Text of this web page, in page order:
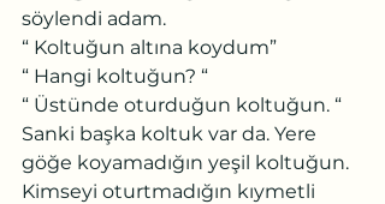
söylendi adam.
“ Koltuğun altına koydum”
“ Hangi koltuğun? “
“ Üstünde oturduğun koltuğun. “
Sanki başka koltuk var da. Yere
göğe koyamadığın yeşil koltuğun.
Kimseyi oturtmadığın kıymetli